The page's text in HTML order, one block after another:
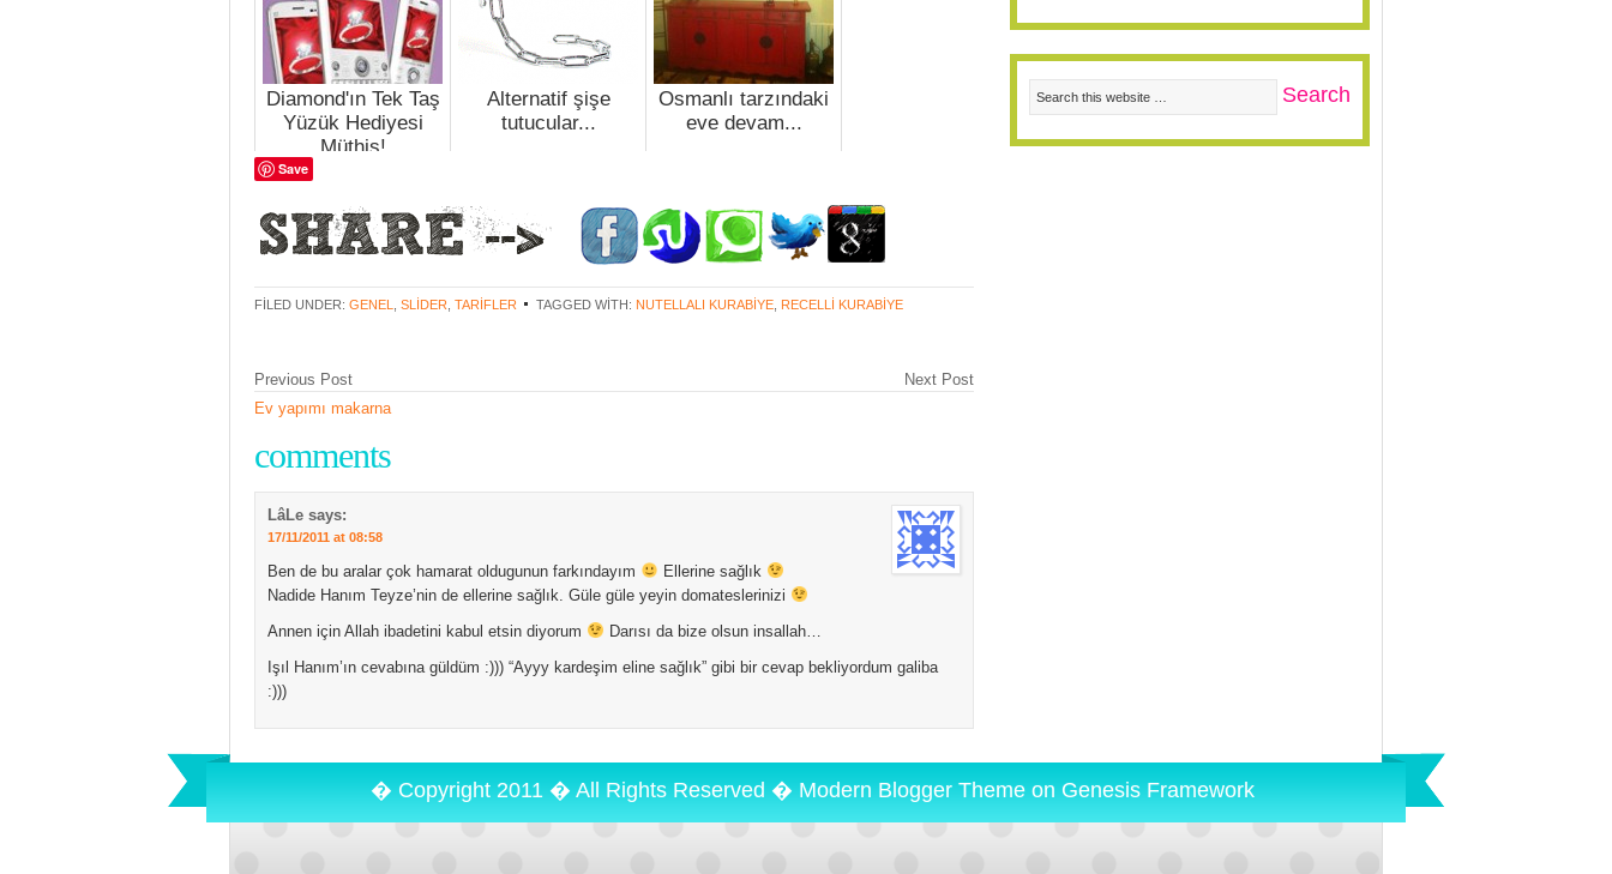
Diamond'ın Tek Taş
Yüzük Hediyesi
Müthiş!
Alternatif şişe
tutucular...
Osmanlı tarzındaki
eve devam...
Save
FILED UNDER: GENEL SLIDER TARIFLER TAGGED WITH: NUTELLALI KURABIYE RECELLI KURABIYE
Next Post
Previous Post
Ev yapımı makarna
comments
LâLe says:
17/11/2011 at 08:58
Ben de bu aralar çok hamarat oldugunun farkındayım
Ellerine sağlık
Nadide Hanım Teyze’nin de ellerine sağlık. Güle güle yeyin domateslerinizi
Annen için Allah ibadetini kabul etsin diyorum
Darısı da bize olsun insallah…
Işıl Hanım’ın cevabına güldüm :))) “Ayyy kardeşim eline sağlık” gibi bir cevap bekliyordum galiba
:)))
� Copyright 2011 � All Rights Reserved � Modern Blogger Themeon Genesis Framework